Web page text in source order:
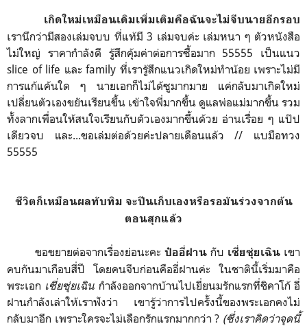
เกิดใหม่เหมือนเดิมเพิ่มเติมคือฉันจะไม่จีบนายอีกรอบ
เรานึกว่ามีสองเล่มจบบ ที่แท้มี 3 เล่มจบค่ะ เล่มหนา ๆ ตัวหนังสือ
ไม่ใหญ่ ราคากำลังดี รู้สึกคุ้มค่าต่อการซื้อมาก 55555 เป็นแนว
slice of life และ family ที่เรารู้สึกแนวเกิดใหม่ทำน้อย เพราะไม่มี
การแก้แค้นใด ๆ นายเอกก็ไม่ได้ซูมากมาย แค่กลับมาเกิดใหม่
เปลี่ยนตัวเองขยันเรียนขึ้น เข้าใจพี่มากขึ้น ดูแลพ่อแม่มากขึ้น รวม
ทั้งลากเพื่อนให้สนใจเรียนกับตัวเองมากขึ้นด้วย อ่านเรื่อย ๆ แป๊ป
เดียวจบ และ...ขอเล่มต่อด้วยค่ะปลายเดือนแล้ว // แบมือทวง
55555
ชีวิตก็เหมือนผลทับทิม จะปีนเก็บเองหรือรอมันร่วงจากต้น
ตอนสุกแล้ว
ขอขยายต่อจากเรื่องย่อนะคะ ป๋ออี่ฝานกับ เซี่ยซุ่ยเฉินเขา
คบกันมาเกือบสี่ปี โดยคนจีบก่อนคืออี่ฝานค่ะ ในชาตินี้เริ่มมาคือ
พระเอก เซี่ยซุ่ยเฉิน กำลังออกจากบ้านไปเยี่ยนมรักแรกที่ชิคาโก้ อี่
ฝานกำลังเล่าให้เราฟังว่า เขารู้ว่าการไปครั้งนี้ของพระเอกคงไม่
กลับมาอีก เพราะใครจะไม่เลือกรักแรกมากกว่า ? (ซึ่งเราคิดว่าจุดนี้